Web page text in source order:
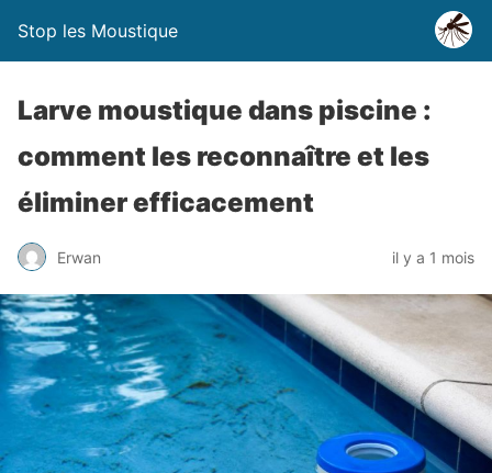
Stop les Moustique
Larve moustique dans piscine :
comment les reconnaître et les
éliminer efficacement
Erwan il y a 1 mois